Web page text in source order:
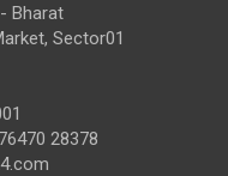
Bharat
Sector01
28378